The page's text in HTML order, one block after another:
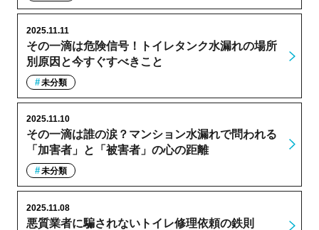
その一滴は危険信号！トイレタンク水漏れの場所
別原因と今すぐすべきこと
2025.11.11
未分類
その一滴は誰の涙？マンション水漏れで問われる
「加害者」と「被害者」の心の距離
2025.11.10
未分類
悪質業者に騙されないトイレ修理依頼の鉄則
2025.11.08